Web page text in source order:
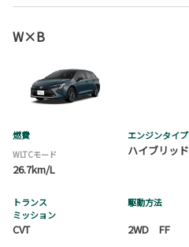
W×B
燃費
WLTCモード
26.7km/L
エンジンタイプ
ハイブリッド
トランス
ミッション
CVT
駆動方法
2WD FF